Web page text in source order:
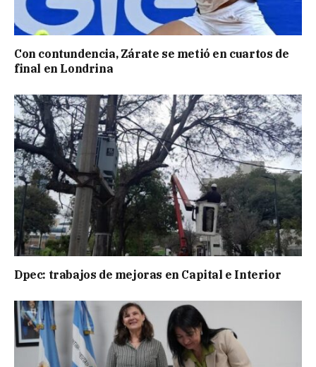
Con contundencia, Zárate se metió en cuartos de
final en Londrina
Dpec: trabajos de mejoras en Capital e Interior